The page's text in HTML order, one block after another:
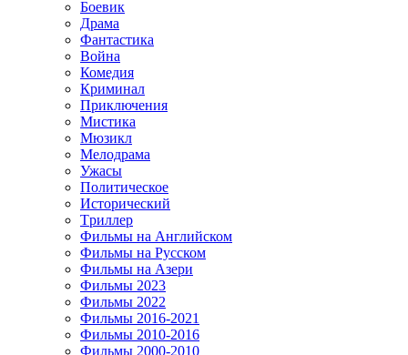
Боевик
Драма
Фантастика
Война
Комедия
Криминал
Приключения
Мистика
Мюзикл
Мелодрама
Ужасы
Политическое
Исторический
Tриллер
Фильмы на Английском
Фильмы на Русском
Фильмы на Азери
Фильмы 2023
Фильмы 2022
Фильмы 2016-2021
Фильмы 2010-2016
Фильмы 2000-2010